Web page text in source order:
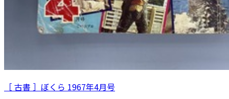
［ 古書 ］ぼくら 1967年4月号